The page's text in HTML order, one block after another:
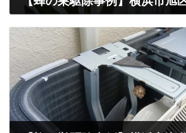
2026年7月6日